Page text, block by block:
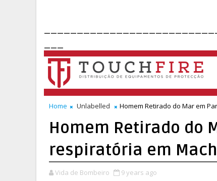
Home Unlabelled Homem Retirado do Mar em
Homem Retirado do
respiratória em
Vida de Bombeiro 9 years ago